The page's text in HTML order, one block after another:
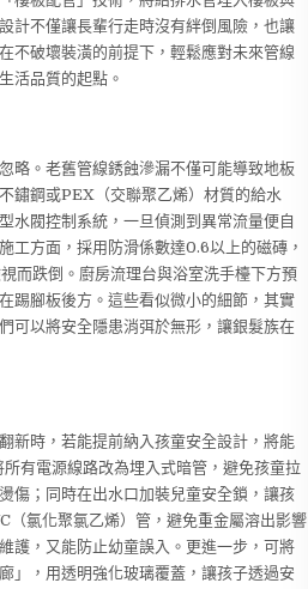
計不僅讓長輩行走時沒有絆倒風險，也讓
不破壞裝潢的前提下，輕鬆應對未來管線
活品質的起點。
略。老舊管線銹蝕滲漏不僅可能導致地板
鏽鋼或PEX（交聯聚乙烯）材質的給水
水閥控制系統，一旦偵測到異常流量便自
工方面，採用防滑係數達0.6以上的磁磚，
而跌倒。廚房流理台與浴室洗手檯下方預
踢腳板後方。這些看似微小的細節，其實
可以將安全隱患消弭於無形，讓銀髮族在
新時，若能提前納入孩童安全設計，將能
有電源線路改為埋入式暗管，避免孩童拉
傷；同時在出水口加裝兒童安全鎖，讓孩
（氯化聚氯乙烯）管，避免重金屬溶出影響
護，又能防止幼童誤入。更進一步，可將
」，用透明強化玻璃覆蓋，讓孩子透過安